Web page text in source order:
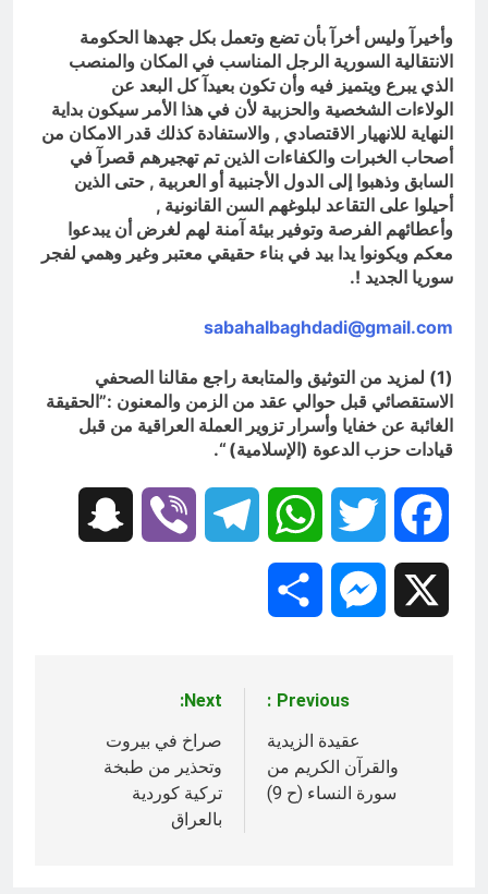
وأخيرآ وليس أخرآ بأن تضع وتعمل بكل جهدها الحكومة
الانتقالية السورية الرجل المناسب في المكان والمنصب
الذي يبرع ويتميز فيه وأن تكون بعيدآ كل البعد عن
الولاءات الشخصية والحزبية لأن في هذا الأمر سيكون بداية
النهاية للانهيار الاقتصادي , والاستفادة كذلك قدر الامكان من
أصحاب الخبرات والكفاءات الذين تم تهجيرهم قصرآ في
السابق وذهبوا إلى الدول الأجنبية أو العربية , حتى الذين
أحيلوا على التقاعد لبلوغهم السن القانونية ,
وأعطائهم الفرصة وتوفير بيئة آمنة لهم لغرض أن يبدعوا
معكم ويكونوا يدا بيد في بناء حقيقي معتبر وغير وهمي لفجر
سوريا الجديد !.
sabahalbaghdadi@gmail.com
(1) لمزيد من التوثيق والمتابعة راجع مقالنا الصحفي
الاستقصائي قبل حوالي عقد من الزمن والمعنون :”الحقيقة
الغائبة عن خفايا وأسرار تزوير العملة العراقية من قبل
قيادات حزب الدعوة (الإسلامية) “.
Facebook
Twitter
WhatsApp
Telegram
Viber
Messenger
المقالات
Previous:
عقيدة الزيدية
والقرآن الكريم من
سورة النساء (ح 9)‎
Next:
صراخ في بيروت
وتحذير من طبخة
تركية كوردية
بالعراق